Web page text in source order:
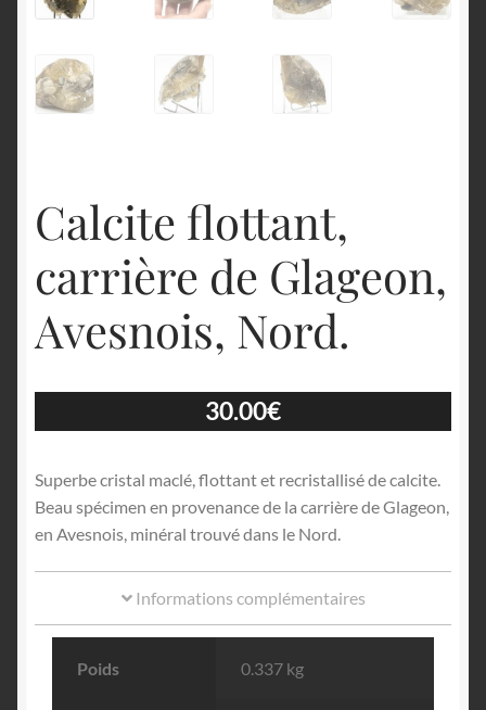
Calcite flottant,
carrière de Glageon,
Avesnois, Nord.
30.00€
Superbe cristal maclé, flottant et recristallisé de calcite.
Beau spécimen en provenance de la carrière de Glageon,
en Avesnois, minéral trouvé dans le Nord.
Informations complémentaires
Poids 0.337 kg